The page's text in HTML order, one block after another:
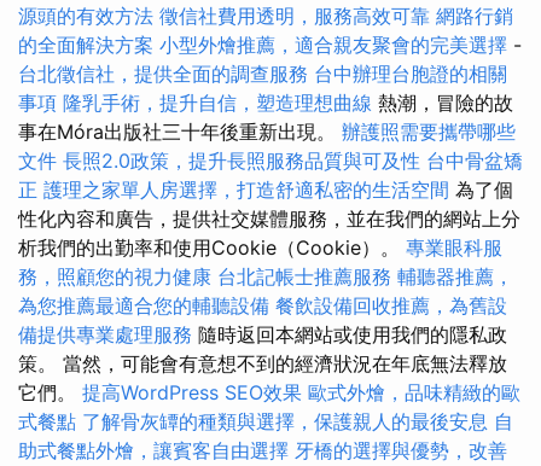
源頭的有效方法 徵信社費用透明，服務高效可靠 網路行銷
的全面解決方案 小型外燴推薦，適合親友聚會的完美選擇 -
台北徵信社，提供全面的調查服務 台中辦理台胞證的相關
事項 隆乳手術，提升自信，塑造理想曲線 熱潮，冒險的故
事在Móra出版社三十年後重新出現。 辦護照需要攜帶哪些
文件 長照2.0政策，提升長照服務品質與可及性 台中骨盆矯
正 護理之家單人房選擇，打造舒適私密的生活空間 為了個
性化內容和廣告，提供社交媒體服務，並在我們的網站上分
析我們的出勤率和使用Cookie（Cookie）。 專業眼科服
務，照顧您的視力健康 台北記帳士推薦服務 輔聽器推薦，
為您推薦最適合您的輔聽設備 餐飲設備回收推薦，為舊設
備提供專業處理服務 隨時返回本網站或使用我們的隱私政
策。 當然，可能會有意想不到的經濟狀況在年底無法釋放
它們。 提高WordPress SEO效果 歐式外燴，品味精緻的歐
式餐點 了解骨灰罈的種類與選擇，保護親人的最後安息 自
助式餐點外燴，讓賓客自由選擇 牙橋的選擇與優勢，改善